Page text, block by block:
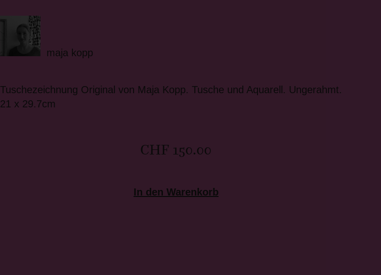
maja kopp
Tuschezeichnung Original von Maja Kopp. Tusche und Aquarell. Ungerahmt.
21 x 29.7cm
CHF 150.00
In den Warenkorb